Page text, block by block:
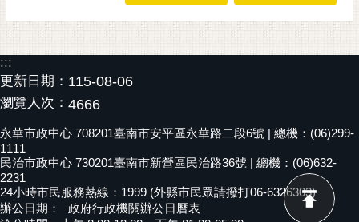
站
資
開
放
告
市
府
交
:::
更新日期： 115-08-06
瀏覽人次： 4666
永華市政中心 708201臺南市安平區永華路二段6號 | 總機：(06)299-
1111
民治市政中心 730201臺南市新營區民治路36號 | 總機：(06)632-
2231
24小時市民服務熱線：1999 (外縣市民眾請撥打06-6326303)
辦公日期：
政府行政機關辦公日曆表